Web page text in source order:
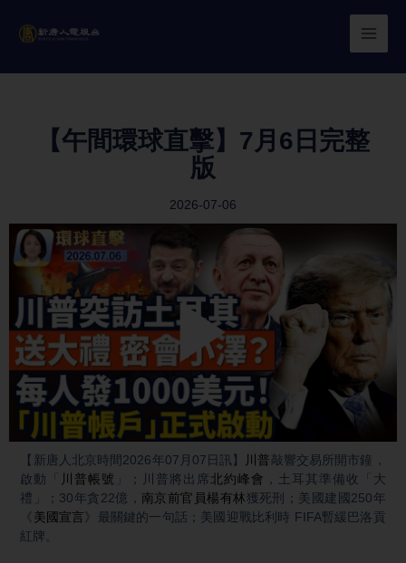
【午間環球直擊】7月6日完整
版
2026-07-06
Play
Video
【新唐人北京時間2026年07月07日訊】 川普敲響交易所開市鐘，
啟動「
川普帳號 」；川普將出席北約峰會
，土耳其準備收「大
禮」；30年貪22億， 南京前官員楊有林獲死刑；美國建國250年
美國宣言 》最關鍵的一句話；美國迎戰比利時 FIFA暫緩巴洛貢
紅牌。